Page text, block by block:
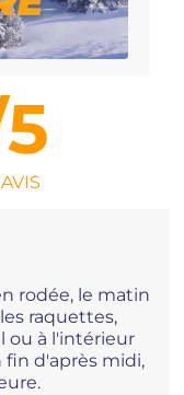
rodée, le matin
raquettes,
ou à l'intérieur
fin d'après midi,